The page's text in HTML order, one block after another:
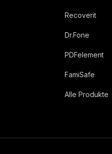
Recoverit
Dr.Fone
PDFelement
FamiSafe
Alle Produkte